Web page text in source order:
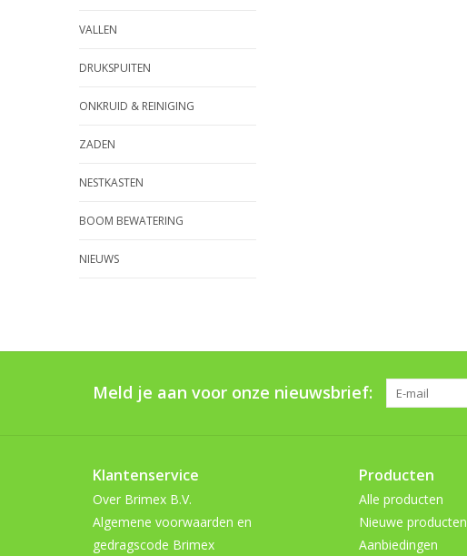
VALLEN
DRUKSPUITEN
ONKRUID & REINIGING
ZADEN
NESTKASTEN
BOOM BEWATERING
NIEUWS
Meld je aan voor onze nieuwsbrief:
Klantenservice
Over Brimex B.V.
Algemene voorwaarden en
gedragscode Brimex
Producten
Alle producten
Nieuwe producten
Aanbiedingen